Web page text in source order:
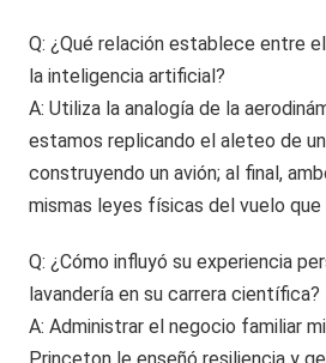
Q: ¿Qué relación establece entre
la inteligencia artificial?
A: Utiliza la analogía de la
estamos replicando el aleteo de
construyendo un avión; al final,
mismas leyes físicas del vuelo que
Q: ¿Cómo influyó su experiencia
lavandería en su carrera científica?
A: Administrar el negocio familiar
Princeton le enseñó resiliencia y